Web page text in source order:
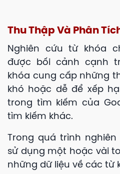
Thu Thập Và Phân
Nghiên cứu từ khóa
được bối cảnh cạnh
khóa cung cấp những
khó hoặc dễ để xếp
trong tìm kiếm của
tìm kiếm khác.
Trong quá trình
sử dụng một hoặc vài
những dữ liệu về các từ